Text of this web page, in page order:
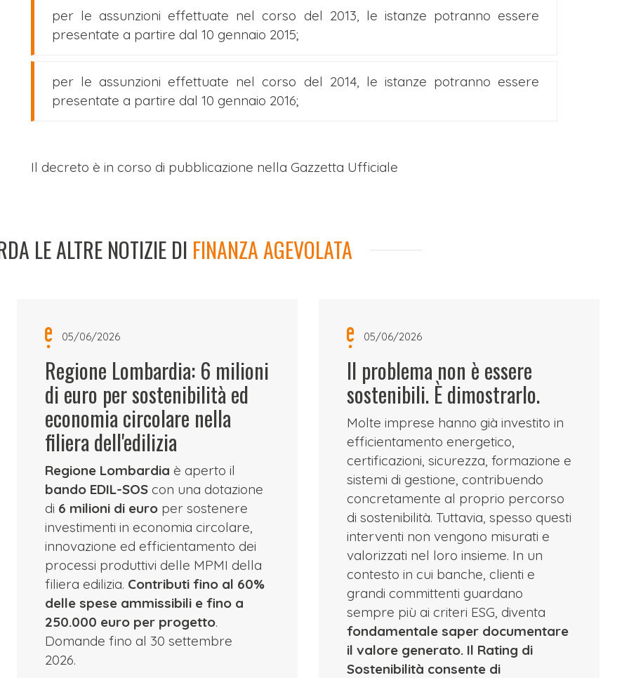
per le assunzioni effettuate nel corso del 2013, le istanze potranno essere
presentate a partire dal 10 gennaio 2015;
per le assunzioni effettuate nel corso del 2014, le istanze potranno essere
presentate a partire dal 10 gennaio 2016;
Il decreto è in corso di pubblicazione nella Gazzetta Ufficiale
LE ALTRE NOTIZIE DI FINANZA AGEVOLATA
05/06/2026
Regione Lombardia: 6 milioni
di euro per sostenibilità ed
economia circolare nella
filiera dell'edilizia
Regione Lombardia è aperto il
bando EDIL-SOS con una dotazione
di 6 milioni di europer sostenere
investimenti in economia circolare,
innovazione ed efficientamento dei
processi produttivi delle MPMI della
filiera edilizia. Contributi fino al 60%
delle spese ammissibili e fino a
250.000 euro per progetto.
Domande fino al 30 settembre
2026.
05/06/2026
Il problema non è essere
sostenibili. È dimostrarlo.
Molte imprese hanno già investito in
efficientamento energetico,
certificazioni, sicurezza, formazione e
sistemi di gestione, contribuendo
concretamente al proprio percorso
di sostenibilità. Tuttavia, spesso questi
interventi non vengono misurati e
valorizzati nel loro insieme. In un
contesto in cui banche, clienti e
grandi committenti guardano
sempre più ai criteri ESG, diventa
fondamentale saper documentare
il valore generato. Il Rating di
Sostenibilità consente di